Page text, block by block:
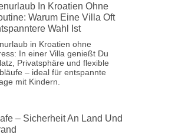
In Kroatien Ohne
Warum Eine Villa Oft
Wahl Ist
in Kroatien ohne
In einer Villa genießt Du
Privatsphäre und flexible
– ideal für entspannte
mit Kindern.
– Sicherheit An Land Und